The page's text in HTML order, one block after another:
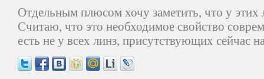
Отдельным плюсом хочу заметить, что у этих
Считаю, что это необходимое свойство
есть не у всех линз, присутствующих сейчас